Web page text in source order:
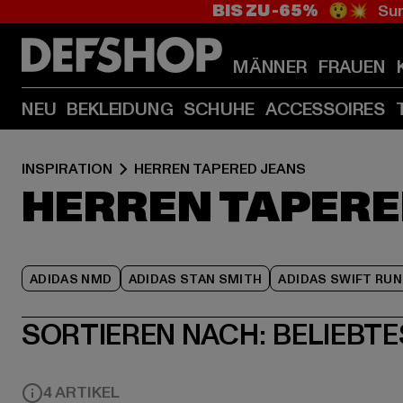
BIS ZU -65% 😲💥
MÄNNER FRAUEN
NEU BEKLEIDUNG SCHUHE ACCESSOIRES
INSPIRATION HERREN TAPERED JEANS
HERREN
ADIDAS NMD ADIDAS STAN SMITH ADIDAS SWIFT RUN
SORTIEREN NACH:
4 ARTIKEL